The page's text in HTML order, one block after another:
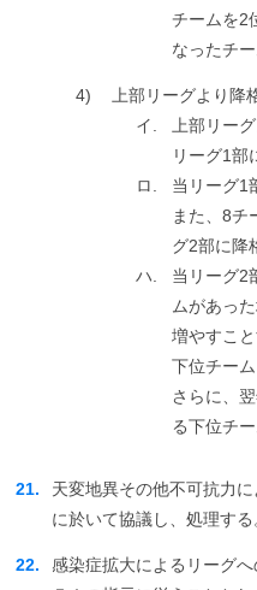
チームを2
なったチ
4)
上部リーグより降
イ.
上部リー
リーグ1部
ロ.
当リーグ1
また、8チ
グ2部に降
ハ.
当リーグ2
ムがあっ
増やすこ
下位チー
さらに、
る下位チ
21.
天変地異その他不可抗力
に於いて協議し、処理する
22.
感染症拡大によるリーグ